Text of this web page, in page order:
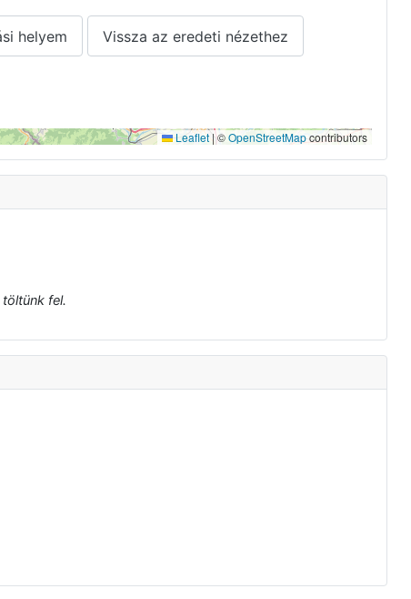
helyem Vissza az eredeti nézethez
Leaflet |©OpenStreetMapcontributors
fel.